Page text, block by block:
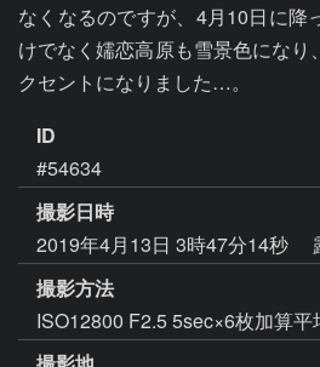
なくなるのですが、4月10日に降
けでなく嬬恋高原も雪景色になり
クセントになりました…。
ID
#54634
撮影日時
2019年4月13日 3時47分14秒
撮影方法
ISO12800 F2.5 5sec×6枚加算平